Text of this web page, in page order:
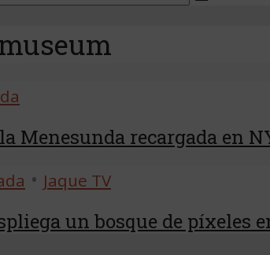
Menesunda recargada en
• Jaque TV
un bosque de píxeles